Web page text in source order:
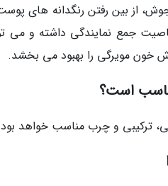
از بین رفتن رنگدانه های
خاصیت جمع نمایندگی داشته و
خون مویرگی را بهبود می بخشد.
است؟
ترکیبی و چرب مناسب خواهد